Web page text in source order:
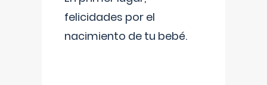
felicidades por el
nacimiento de tu bebé.